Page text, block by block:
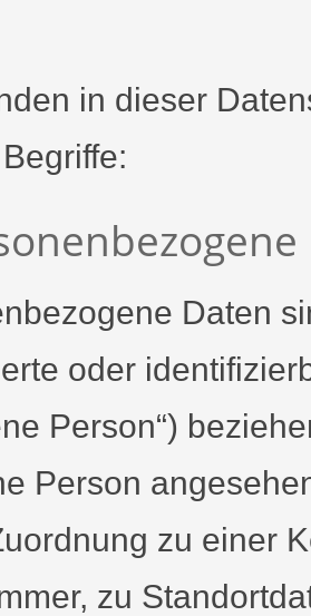
in dieser
Daten
oder
Person“)
Person
zu einer
zu